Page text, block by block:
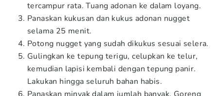
tercampur rata. Tuang adonan ke dalam loyang.
Panaskan kukusan dan kukus adonan nugget
selama 25 menit.
Potong nugget yang sudah dikukus sesuai selera.
Gulingkan ke tepung terigu, celupkan ke telur,
kemudian lapisi kembali dengan tepung panir.
Lakukan hingga seluruh bahan habis.